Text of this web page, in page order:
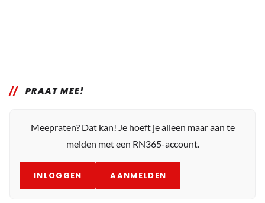
PRAAT MEE!
Meepraten? Dat kan! Je hoeft je alleen maar aan te
melden met een RN365-account.
INLOGGEN AANMELDEN